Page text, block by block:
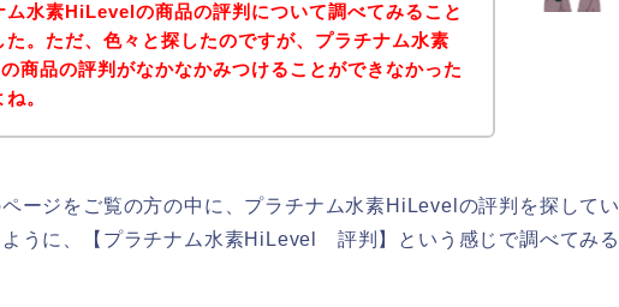
ム水素HiLevelの商品の評判について調べてみること
た。ただ、色々と探したのですが、プラチナム水素
商品の評判がなかなかみつけることができなかった
。
ージをご覧の方の中に、プラチナム水素HiLevelの評判を探してい
うに、【プラチナム水素HiLevel 評判】という感じで調べてみる